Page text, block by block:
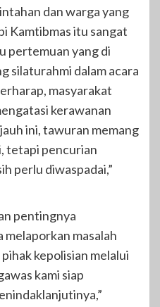
dan warga yang
Kamtibmas itu sangat
pertemuan yang di
silaturahmi dalam acara
masyarakat
kerawanan
ini, tawuran memang
tetapi pencurian
perlu diwaspadai,”
pentingnya
masalah
kepolisian melalui
kami siap